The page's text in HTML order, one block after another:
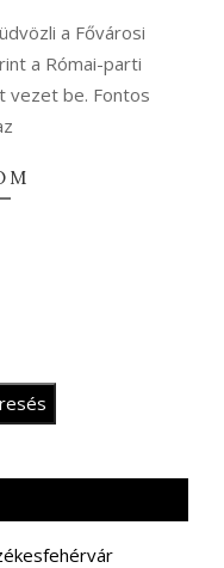
a Fővárosi
a Római-parti
vezet be. Fontos